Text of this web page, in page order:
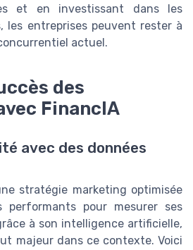
et en investissant dans les
les entreprises peuvent rester à
actuel.
des
FinancIA
avec des données
stratégie marketing optimisée
performants pour mesurer ses
à son intelligence artificielle,
majeur dans ce contexte. Voici